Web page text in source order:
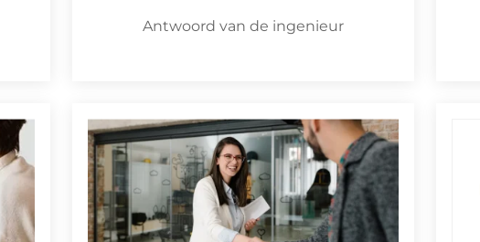
Antwoord van de ingenieur